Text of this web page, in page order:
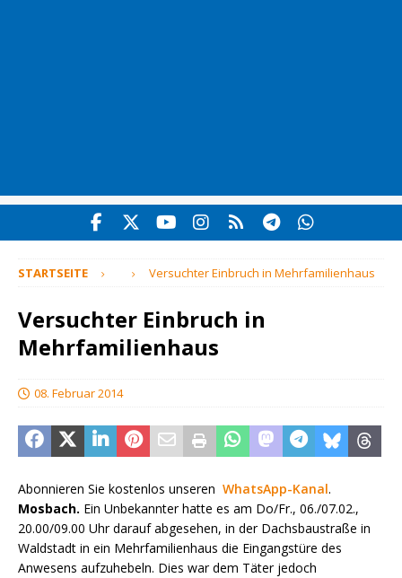
STARTSEITE Versuchter Einbruch in Mehrfamilienhaus
Versuchter Einbruch in
Mehrfamilienhaus
08. Februar 2014
Abonnieren Sie kostenlos unseren WhatsApp-Kanal.
Mosbach. Ein Unbekannter hatte es am Do/Fr., 06./07.02.,
20.00/09.00 Uhr darauf abgesehen, in der Dachsbaustraße in
Waldstadt in ein Mehrfamilienhaus die Eingangstüre des
Anwesens aufzuhebeln. Dies war dem Täter jedoch